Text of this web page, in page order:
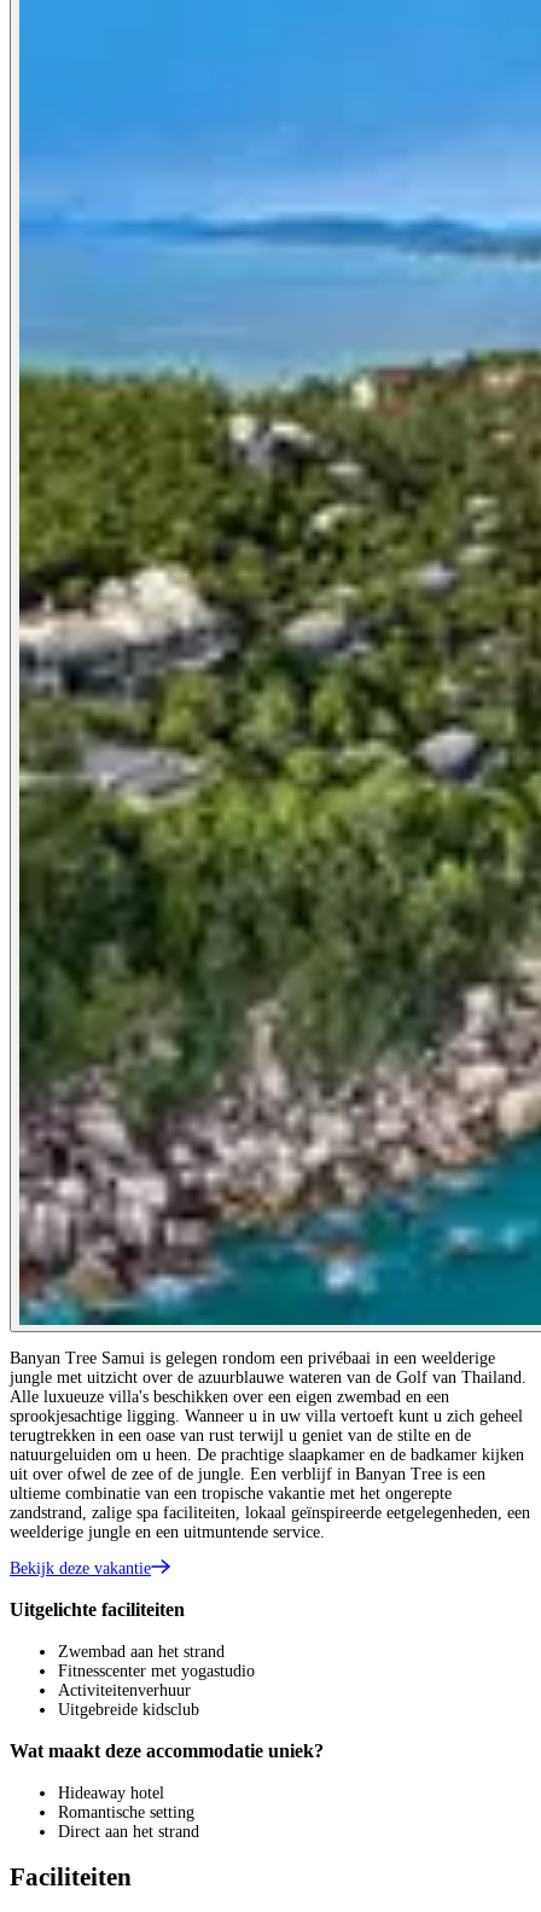
Banyan Tree Samui is gelegen rondom een privébaai in een weelderige
jungle met uitzicht over de azuurblauwe wateren van de Golf van Thailand.
Alle luxueuze villa's beschikken over een eigen zwembad en een
sprookjesachtige ligging. Wanneer u in uw villa vertoeft kunt u zich geheel
terugtrekken in een oase van rust terwijl u geniet van de stilte en de
natuurgeluiden om u heen. De prachtige slaapkamer en de badkamer kijken
uit over ofwel de zee of de jungle. Een verblijf in Banyan Tree is een
ultieme combinatie van een tropische vakantie met het ongerepte
zandstrand, zalige spa faciliteiten, lokaal geïnspireerde eetgelegenheden, een
weelderige jungle en een uitmuntende service.
Bekijk deze vakantie
Uitgelichte faciliteiten
Zwembad aan het strand
Fitnesscenter met yogastudio
Activiteitenverhuur
Uitgebreide kidsclub
Wat maakt deze accommodatie uniek?
Hideaway hotel
Romantische setting
Direct aan het strand
Faciliteiten